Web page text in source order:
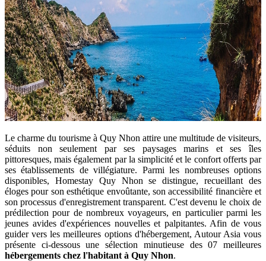
Le charme du tourisme à Quy Nhon attire une multitude de visiteurs,
séduits non seulement par ses paysages marins et ses îles
pittoresques, mais également par la simplicité et le confort offerts par
ses établissements de villégiature. Parmi les nombreuses options
disponibles, Homestay Quy Nhon se distingue, recueillant des
éloges pour son esthétique envoûtante, son accessibilité financière et
son processus d'enregistrement transparent. C'est devenu le choix de
prédilection pour de nombreux voyageurs, en particulier parmi les
jeunes avides d'expériences nouvelles et palpitantes. Afin de vous
guider vers les meilleures options d'hébergement, Autour Asia vous
présente ci-dessous une sélection minutieuse des 07 meilleures
hébergements chez l'habitant à Quy Nhon.